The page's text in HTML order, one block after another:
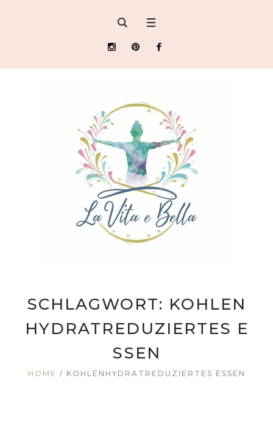
SCHLAGWORT: KOHLEN
HYDRATREDUZIERTES E
SSEN
HOME / KOHLENHYDRATREDUZIERTES ESSEN